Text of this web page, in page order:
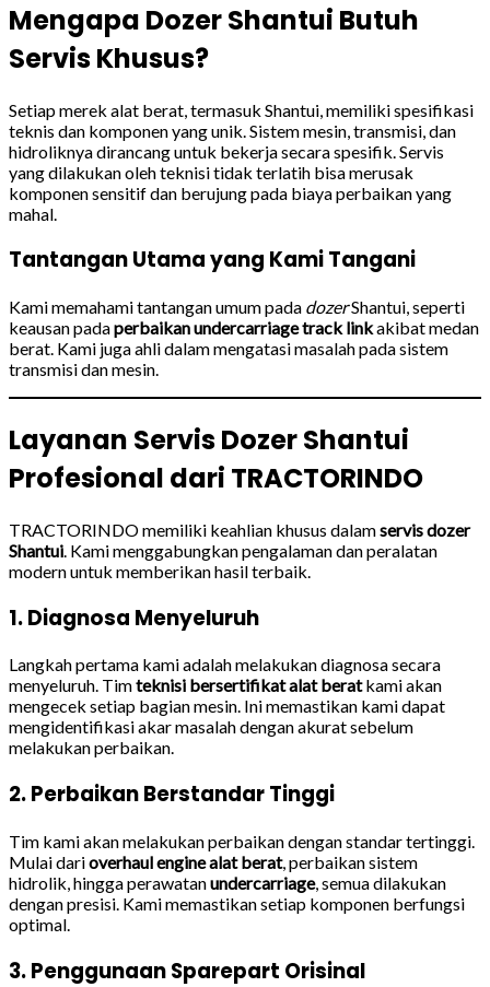
Mengapa Dozer Shantui Butuh
Servis Khusus?
Setiap merek alat berat, termasuk Shantui, memiliki spesifikasi
teknis dan komponen yang unik. Sistem mesin, transmisi, dan
hidroliknya dirancang untuk bekerja secara spesifik. Servis
yang dilakukan oleh teknisi tidak terlatih bisa merusak
komponen sensitif dan berujung pada biaya perbaikan yang
mahal.
Tantangan Utama yang Kami Tangani
Kami memahami tantangan umum pada dozerShantui, seperti
keausan padaperbaikan undercarriage track linkakibat medan
berat. Kami juga ahli dalam mengatasi masalah pada sistem
transmisi dan mesin.
Layanan Servis Dozer Shantui
Profesional dari TRACTORINDO
TRACTORINDO memiliki keahlian khusus dalamservis dozer
Shantui. Kami menggabungkan pengalaman dan peralatan
modern untuk memberikan hasil terbaik.
1. Diagnosa Menyeluruh
Langkah pertama kami adalah melakukan diagnosa secara
menyeluruh. Timteknisi bersertifikat alat beratkami akan
mengecek setiap bagian mesin. Ini memastikan kami dapat
mengidentifikasi akar masalah dengan akurat sebelum
melakukan perbaikan.
2. Perbaikan Berstandar Tinggi
Tim kami akan melakukan perbaikan dengan standar tertinggi.
Mulai darioverhaul engine alat berat, perbaikan sistem
hidrolik, hingga perawatanundercarriage, semua dilakukan
dengan presisi. Kami memastikan setiap komponen berfungsi
optimal.
3. Penggunaan Sparepart Orisinal